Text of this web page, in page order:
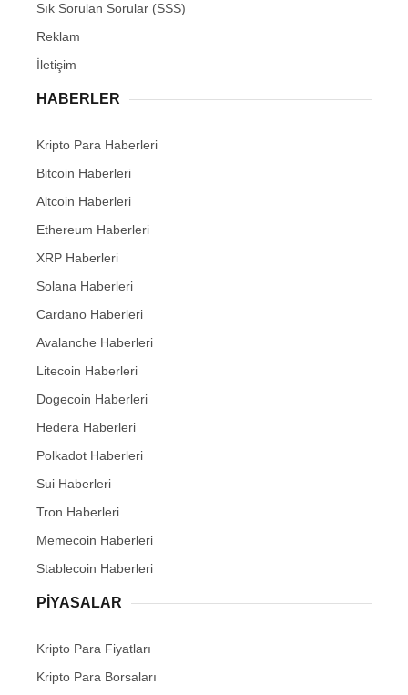
Sık Sorulan Sorular (SSS)
Reklam
İletişim
HABERLER
Kripto Para Haberleri
Bitcoin Haberleri
Altcoin Haberleri
Ethereum Haberleri
XRP Haberleri
Solana Haberleri
Cardano Haberleri
Avalanche Haberleri
Litecoin Haberleri
Dogecoin Haberleri
Hedera Haberleri
Polkadot Haberleri
Sui Haberleri
Tron Haberleri
Memecoin Haberleri
Stablecoin Haberleri
PIYASALAR
Kripto Para Fiyatları
Kripto Para Borsaları